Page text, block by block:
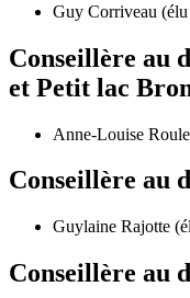
Guy Corriveau
Conseillère au
et Petit lac
Anne-Louise
Conseillère au
Guylaine Rajotte
Conseillère au